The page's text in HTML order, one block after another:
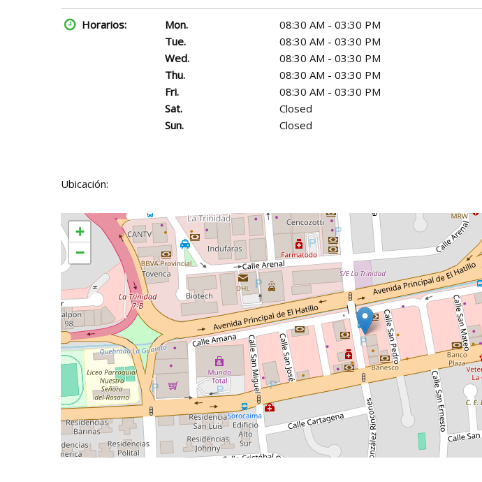
Horarios: Mon.
08:30 AM - 03:30 PM
Tue.
08:30 AM - 03:30 PM
Wed.
08:30 AM - 03:30 PM
Thu.
08:30 AM - 03:30 PM
Fri.
08:30 AM - 03:30 PM
Sat.
Closed
Sun.
Closed
Ubicación:
+
−